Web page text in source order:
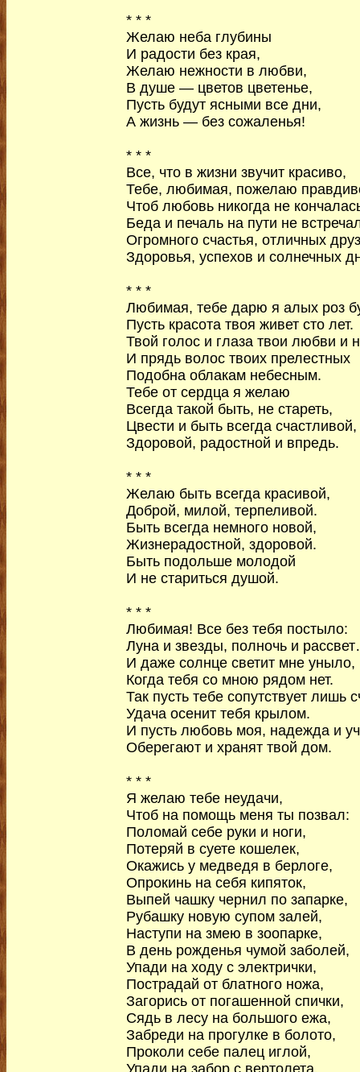
* * *
Желаю неба глубины
И радости без края,
Желаю нежности в любви,
В душе — цветов цветенье,
Пусть будут ясными все дни,
А жизнь — без сожаленья!
* * *
Все, что в жизни звучит красиво,
Тебе, любимая, пожелаю
Чтоб любовь никогда не
Беда и печаль на пути не
Огромного счастья, отличных
Здоровья, успехов и солнечных
* * *
Любимая, тебе дарю я алых роз
Пусть красота твоя живет сто лет.
Твой голос и глаза твои любви и
И прядь волос твоих прелестных
Подобна облакам небесным.
Тебе от сердца я желаю
Всегда такой быть, не стареть,
Цвести и быть всегда счастливой,
Здоровой, радостной и впредь.
* * *
Желаю быть всегда красивой,
Доброй, милой, терпеливой.
Быть всегда немного новой,
Жизнерадостной, здоровой.
Быть подольше молодой
И не стариться душой.
* * *
Любимая! Все без тебя постыло:
Луна и звезды, полночь и
И даже солнце светит мне уныло,
Когда тебя со мною рядом нет.
Так пусть тебе сопутствует лишь
Удача осенит тебя крылом.
И пусть любовь моя, надежда и
Оберегают и хранят твой дом.
* * *
Я желаю тебе неудачи,
Чтоб на помощь меня ты позвал:
Поломай себе руки и ноги,
Потеряй в суете кошелек,
Окажись у медведя в берлоге,
Опрокинь на себя кипяток,
Выпей чашку чернил по запарке,
Рубашку новую супом залей,
Наступи на змею в зоопарке,
В день рожденья чумой заболей,
Упади на ходу с электрички,
Пострадай от блатного ножа,
Загорись от погашенной спички,
Сядь в лесу на большого ежа,
Забреди на прогулке в болото,
Проколи себе палец иглой,
Упади на забор с вертолета,